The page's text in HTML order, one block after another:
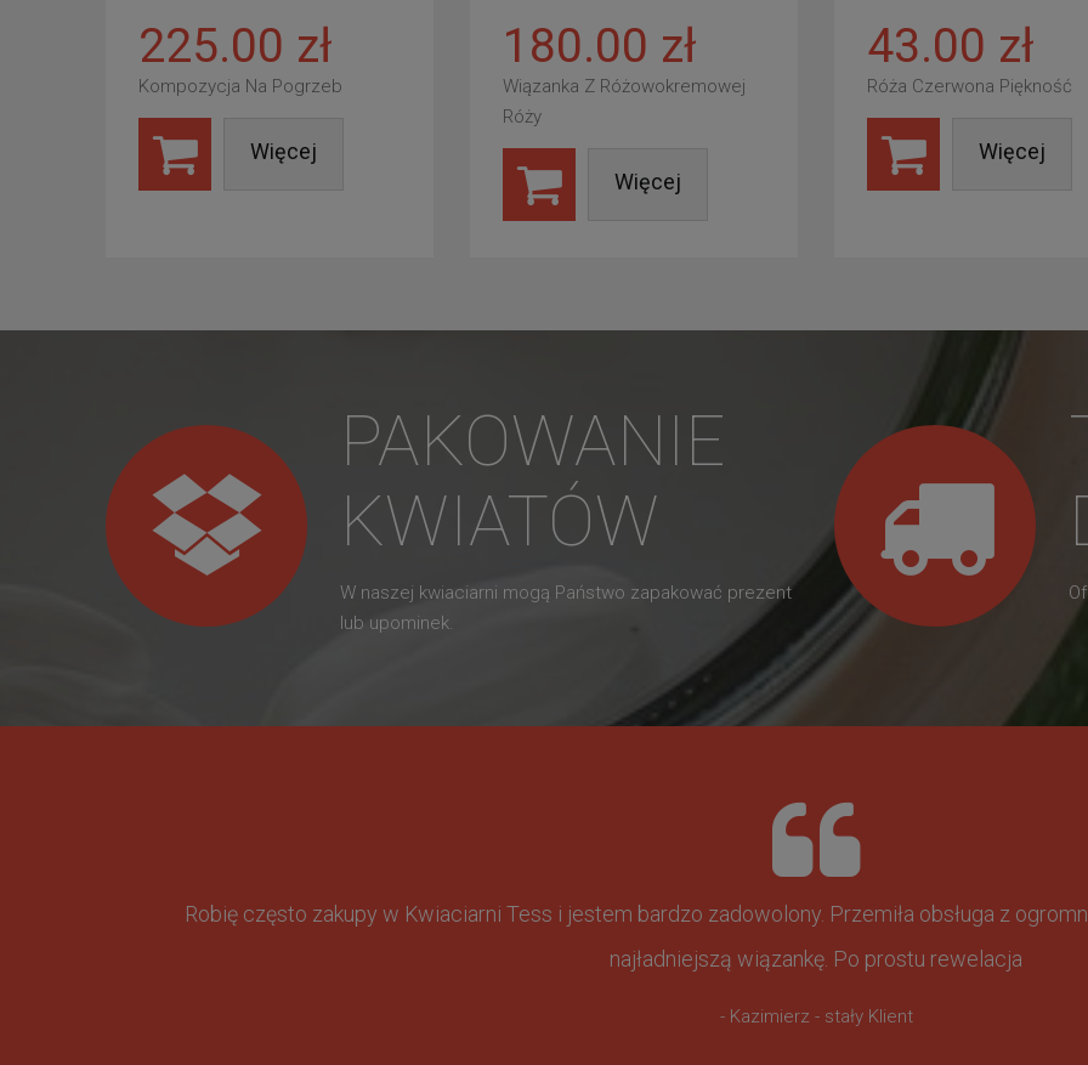
225.00 zł
Kompozycja Na Pogrzeb
Więcej
180.00 zł
Wiązanka Z Różowokremowej
Róży
Więcej
43.00 zł
Róża Czerwona Piękność
Więcej
PAKOWANIE
KWIATÓW
W naszej kwiaciarni mogą Państwo zapakować prezent
lub upominek.
Robię często zakupy w Kwiaciarni Tess i jestem bardzo zadowolony. Przemiła obsługa z
najładniejszą wiązankę. Po prostu rewelacja
- Kazimierz - stały Klient